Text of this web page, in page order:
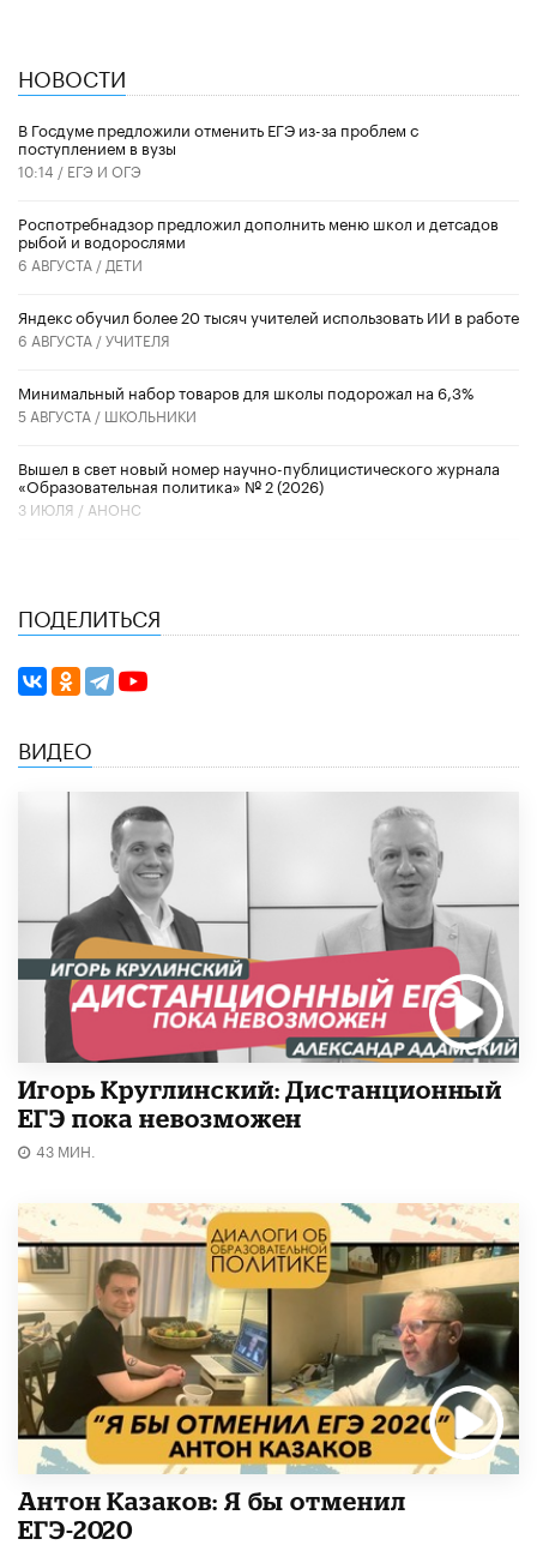
НОВОСТИ
В Госдуме предложили отменить ЕГЭ из-за проблем с
поступлением в вузы
10:14 / ЕГЭ И ОГЭ
Роспотребнадзор предложил дополнить меню школ и детсадов
рыбой и водорослями
6 АВГУСТА / ДЕТИ
​Яндекс обучил более 20 тысяч учителей использовать ИИ в работе
6 АВГУСТА /УЧИТЕЛЯ
Минимальный набор товаров для школы подорожал на 6,3%
5 АВГУСТА / ШКОЛЬНИКИ
Вышел в свет новый номер научно-публицистического журнала
«Образовательная политика» № 2 (2026)
3 ИЮЛЯ / АНОНС
ПОДЕЛИТЬСЯ
ВИДЕО
Игорь Круглинский: Дистанционный
ЕГЭ пока невозможен
43 МИН.
Антон Казаков: Я бы отменил
ЕГЭ-2020